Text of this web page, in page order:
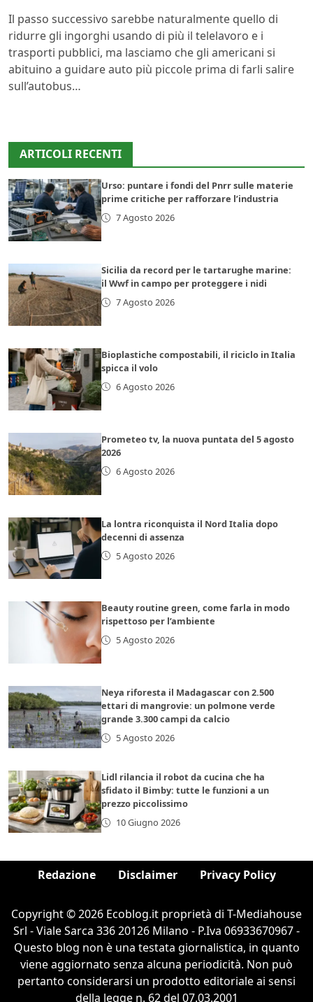
Il passo successivo sarebbe naturalmente quello di
ridurre gli ingorghi usando di più il telelavoro e i
trasporti pubblici, ma lasciamo che gli americani si
abituino a guidare auto più piccole prima di farli salire
sull’autobus…
ARTICOLI RECENTI
Urso: puntare i fondi del Pnrr sulle materie
prime critiche per rafforzare l’industria
7 Agosto 2026
Sicilia da record per le tartarughe marine:
il Wwf in campo per proteggere i nidi
7 Agosto 2026
Bioplastiche compostabili, il riciclo in Italia
spicca il volo
6 Agosto 2026
Prometeo tv, la nuova puntata del 5 agosto
2026
6 Agosto 2026
La lontra riconquista il Nord Italia dopo
decenni di assenza
5 Agosto 2026
Beauty routine green, come farla in modo
rispettoso per l’ambiente
5 Agosto 2026
Neya riforesta il Madagascar con 2.500
ettari di mangrovie: un polmone verde
grande 3.300 campi da calcio
5 Agosto 2026
Lidl rilancia il robot da cucina che ha
sfidato il Bimby: tutte le funzioni a un
prezzo piccolissimo
10 Giugno 2026
Redazione Disclaimer Privacy Policy
Copyright © 2026 Ecoblog.it proprietà di T-Mediahouse
Srl - Viale Sarca 336 20126 Milano - P.Iva 06933670967 -
Questo blog non è una testata giornalistica, in quanto
viene aggiornato senza alcuna periodicità. Non può
pertanto considerarsi un prodotto editoriale ai sensi
della legge n. 62 del 07.03.2001